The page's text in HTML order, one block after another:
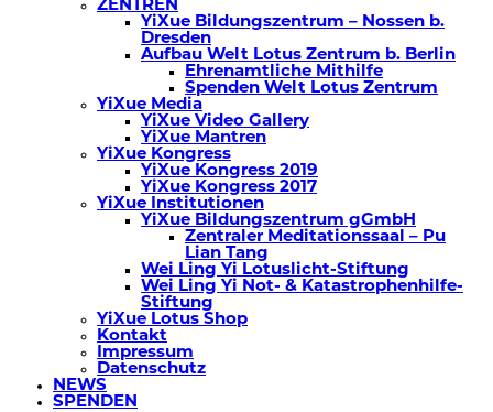
ZENTREN
YiXue Bildungszentrum – Nossen b.
Dresden
Aufbau Welt Lotus Zentrum b. Berlin
Ehrenamtliche Mithilfe
Spenden Welt Lotus Zentrum
YiXue Media
YiXue Video Gallery
YiXue Mantren
YiXue Kongress
YiXue Kongress 2019
YiXue Kongress 2017
YiXue Institutionen
YiXue Bildungszentrum gGmbH
Zentraler Meditationssaal – Pu
Lian Tang
Wei Ling Yi Lotuslicht-Stiftung
Wei Ling Yi Not- & Katastrophenhilfe-
Stiftung
YiXue Lotus Shop
Kontakt
Impressum
Datenschutz
NEWS
SPENDEN